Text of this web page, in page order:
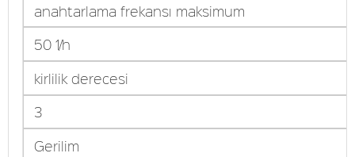
anahtarlama frekansı maksimum
50 1/h
kirlilik derecesi
3
Gerilim